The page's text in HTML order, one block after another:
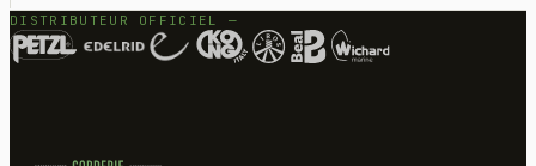
DISTRIBUTEUR OFFICIEL —